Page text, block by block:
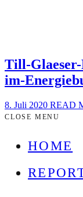
Till-
im-
8. Juli 2020 READ
CLOSE MENU
HOME